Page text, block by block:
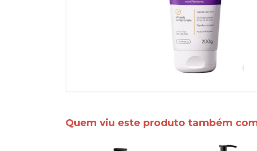
Quem viu este produto também